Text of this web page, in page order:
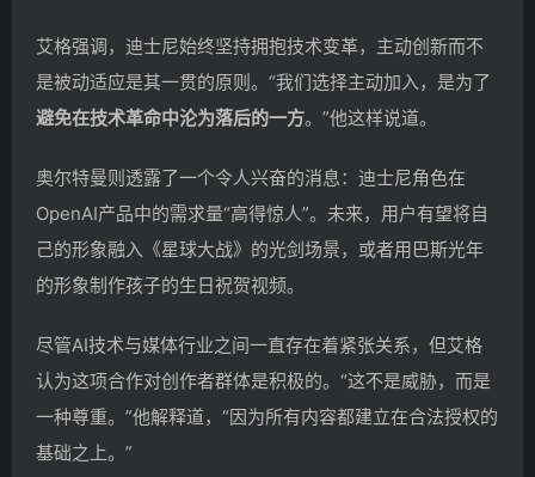
艾格强调，迪士尼始终坚持拥抱技术变革，主动创新而不
是被动适应是其一贯的原则。“我们选择主动加入，是为了
避免在技术革命中沦为落后的一方。”他这样说道。
奥尔特曼则透露了一个令人兴奋的消息：迪士尼角色在
OpenAI产品中的需求量“高得惊人”。未来，用户有望将自
己的形象融入《星球大战》的光剑场景，或者用巴斯光年
的形象制作孩子的生日祝贺视频。
尽管AI技术与媒体行业之间一直存在着紧张关系，但艾格
认为这项合作对创作者群体是积极的。“这不是威胁，而是
一种尊重。”他解释道，“因为所有内容都建立在合法授权的
基础之上。”